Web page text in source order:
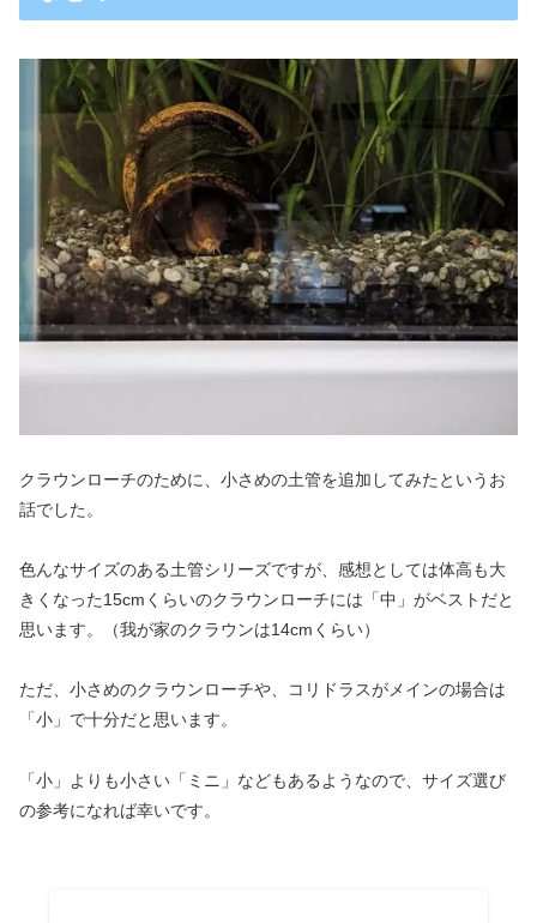
クラウンローチのために、小さめの土管を追加してみたというお
話でした。
色んなサイズのある土管シリーズですが、感想としては体高も大
きくなった15cmくらいのクラウンローチには「中」がベストだと
思います。（我が家のクラウンは14cmくらい）
ただ、小さめのクラウンローチや、コリドラスがメインの場合は
「小」で十分だと思います。
「小」よりも小さい「ミニ」などもあるようなので、サイズ選び
の参考になれば幸いです。